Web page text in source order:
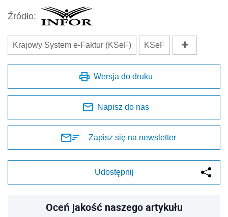
Źródło:
Krajowy System e-Faktur (KSeF) KSeF
Wersja do druku
Napisz do nas
Zapisz się na newsletter
Udostępnij
Oceń jakość naszego artykułu